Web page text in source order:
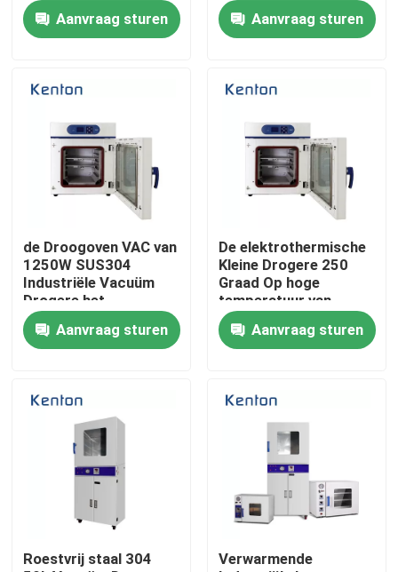
Contacten
Laboratorium Drogere Oven
Industriële droogoven
Thermostatische Incubator
Koelincubator
Temperatuur Vochtigheid Kamer
Klimaatkamer
Aanvraag sturen
Aanvraag sturen
de Droogoven VAC van
1250W SUS304
Industriële Vacuüm
Drogere het
Verwarmen Oven
Aanvraag sturen
De elektrothermische
Kleine Drogere 250
Graad Op hoge
temperatuur van
Constant
Temperature Vacuum
Dryer Oven
Aanvraag sturen
Roestvrij staal 304
Verwarmende